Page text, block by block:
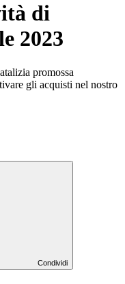
di
2023
promossa
gli acquisti nel nostro
Condividi